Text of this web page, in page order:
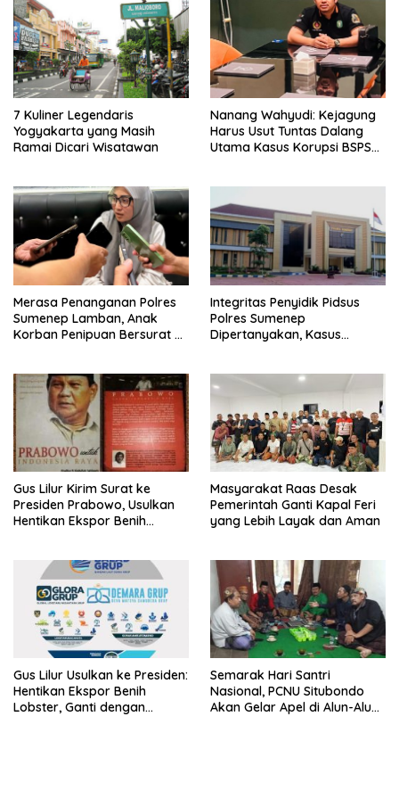
7 Kuliner Legendaris
Yogyakarta yang Masih
Ramai Dicari Wisatawan
Nanang Wahyudi: Kejagung
Harus Usut Tuntas Dalang
Utama Kasus Korupsi BSPS
Merasa Penanganan Polres
Sumenep Lamban, Anak
Korban Penipuan Bersurat ke
Integritas Penyidik Pidsus
Polres Sumenep
Dipertanyakan, Kasus
Kepastian
Gus Lilur Kirim Surat ke
Presiden Prabowo, Usulkan
Hentikan Ekspor Benih
Masyarakat Raas Desak
Pemerintah Ganti Kapal Feri
yang Lebih Layak dan Aman
Gus Lilur Usulkan ke Presiden:
Hentikan Ekspor Benih
Lobster, Ganti dengan
Semarak Hari Santri
Nasional, PCNU Situbondo
Akan Gelar Apel di Alun-Alun